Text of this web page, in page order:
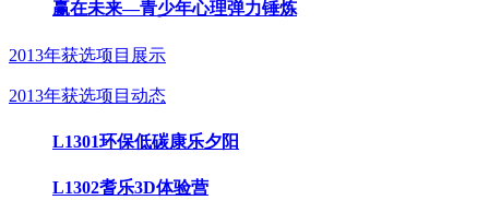
赢在未来—青少年心理弹力锤炼
2013年获选项目展示
2013年获选项目动态
L1301环保低碳康乐夕阳
L1302耆乐3D体验营